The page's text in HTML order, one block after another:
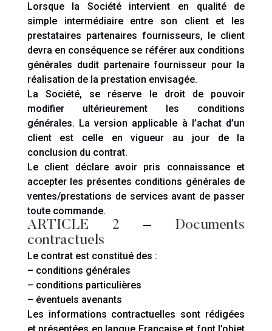
Lorsque la Société intervient en qualité de
simple intermédiaire entre son client et les
prestataires partenaires fournisseurs, le client
devra en conséquence se référer aux conditions
générales dudit partenaire fournisseur pour la
réalisation de la prestation envisagée.
La Société, se réserve le droit de pouvoir
modifier ultérieurement les conditions
générales. La version applicable à l’achat d’un
client est celle en vigueur au jour de la
conclusion du contrat.
Le client déclare avoir pris connaissance et
accepter les présentes conditions générales de
ventes/prestations de services avant de passer
toute commande.
ARTICLE 2– Documents
contractuels
Le contrat est constitué des :
– conditions générales
– conditions particulières
– éventuels avenants
Les informations contractuelles sont rédigées